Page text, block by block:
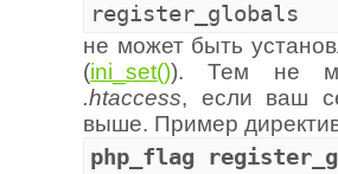
register_globals
не может быть
(ini_set()). Тем не
.htaccess, если ваш
выше. Пример
php_flag